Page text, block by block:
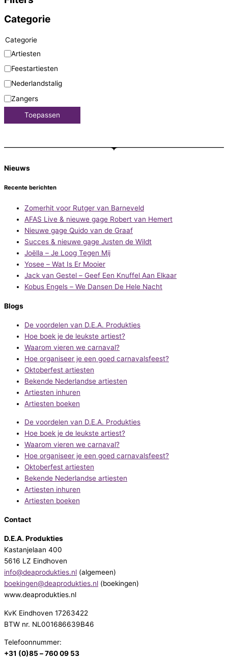
Categorie
Categorie
Artiesten
Feestartiesten
Nederlandstalig
Zangers
Toepassen
Nieuws
Recente berichten
Zomerhit voor Rutger van Barneveld
AFAS Live & nieuwe gage Robert van Hemert
Nieuwe gage Quido van de Graaf
Succes & nieuwe gage Justen de Wildt
Joëlla – Je Loog Tegen Mij
Yosee – Wat Is Er Mooier
Jack van Gestel – Geef Een Knuffel Aan Elkaar
Kobus Engels – We Dansen De Hele Nacht
Blogs
De voordelen van D.E.A. Produkties
Hoe boek je de leukste artiest?
Waarom vieren we carnaval?
Hoe organiseer je een goed carnavalsfeest?
Oktoberfest artiesten
Bekende Nederlandse artiesten
Artiesten inhuren
Artiesten boeken
De voordelen van D.E.A. Produkties
Hoe boek je de leukste artiest?
Waarom vieren we carnaval?
Hoe organiseer je een goed carnavalsfeest?
Oktoberfest artiesten
Bekende Nederlandse artiesten
Artiesten inhuren
Artiesten boeken
Contact
D.E.A. Produkties
Kastanjelaan 400
5616 LZ Eindhoven
info@deaprodukties.nl (algemeen)
boekingen@deaprodukties.nl (boekingen)
www.deaprodukties.nl
KvK Eindhoven 17263422
BTW nr. NL001686639B46
Telefoonnummer:
+31 (0)85 – 760 09 53